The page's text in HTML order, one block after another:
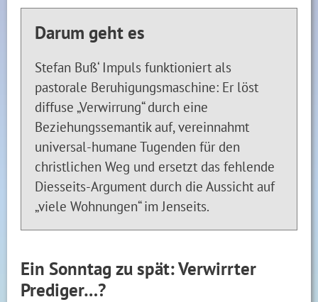
Darum geht es
Stefan Buß‘ Impuls funktioniert als
pastorale Beruhigungsmaschine: Er löst
diffuse „Verwirrung“ durch eine
Beziehungssemantik auf, vereinnahmt
universal-humane Tugenden für den
christlichen Weg und ersetzt das fehlende
Diesseits-Argument durch die Aussicht auf
„viele Wohnungen“ im Jenseits.
Ein Sonntag zu spät: Verwirrter
Prediger…?